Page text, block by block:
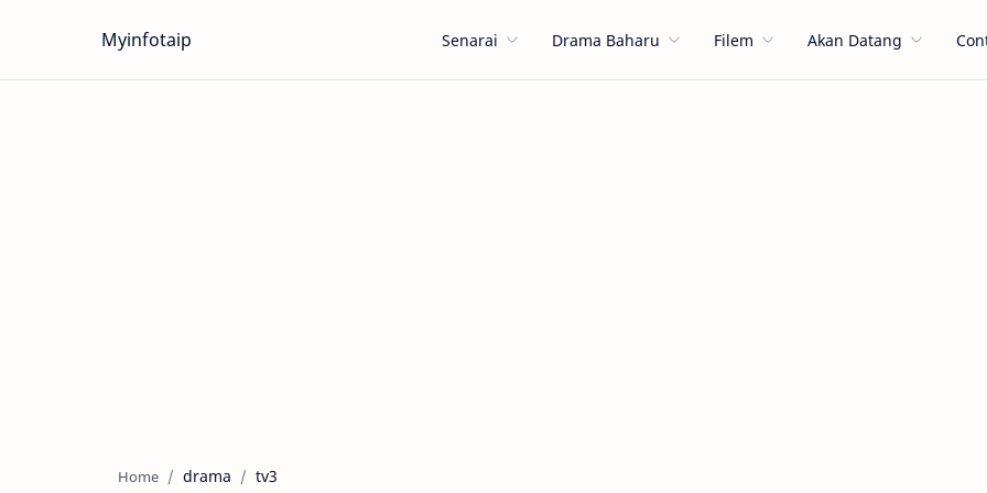
Myinfotaip Senarai Drama Baharu Filem Akan Datang
Home drama tv3